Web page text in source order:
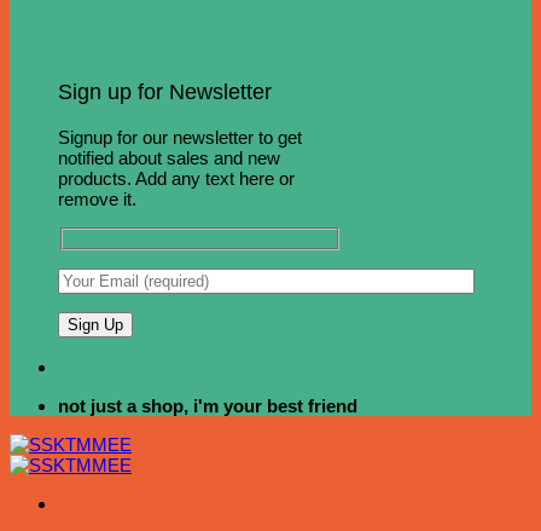
Sign up for Newsletter
Signup for our newsletter to get
notified about sales and new
products. Add any text here or
remove it.
not just a shop, i'm your best friend